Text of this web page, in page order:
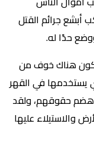
أبشع جرائم القتل
حدًا له.
يكون هناك خوف من
يستخدمها في القهر
وهضم حقوقهم، ولقد
والاستيلاء عليها